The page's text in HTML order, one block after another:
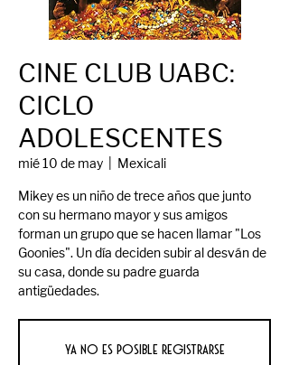
CINE CLUB UABC:
CICLO
ADOLESCENTES
mié 10 de may Mexicali
Mikey es un niño de trece años que junto
con su hermano mayor y sus amigos
forman un grupo que se hacen llamar "Los
Goonies". Un día deciden subir al desván de
su casa, donde su padre guarda
antigüedades.
Ya no es posible registrarse